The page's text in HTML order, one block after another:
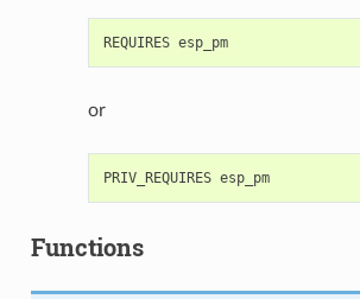
REQUIRES esp_pm
or
PRIV_REQUIRES esp_pm
Functions